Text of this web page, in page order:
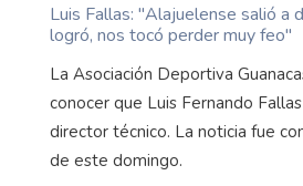
Luis Fallas: ''Alajuelense salió a
logró, nos tocó perder muy feo''
La Asociación Deportiva
conocer que Luis Fernando
director técnico. La noticia fue
de este domingo.